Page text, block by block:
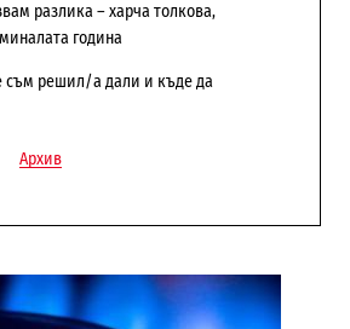
разлика – харча толкова,
година
съм решил/а дали и къде да
Архив